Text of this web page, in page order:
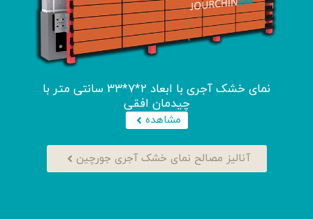
نماى خشک آجرى با ابعاد 2*7*33 سانتى متر با
چیدمان افقى
مشاهده
آنالیز مصالح نمای خشک آجری جورچین